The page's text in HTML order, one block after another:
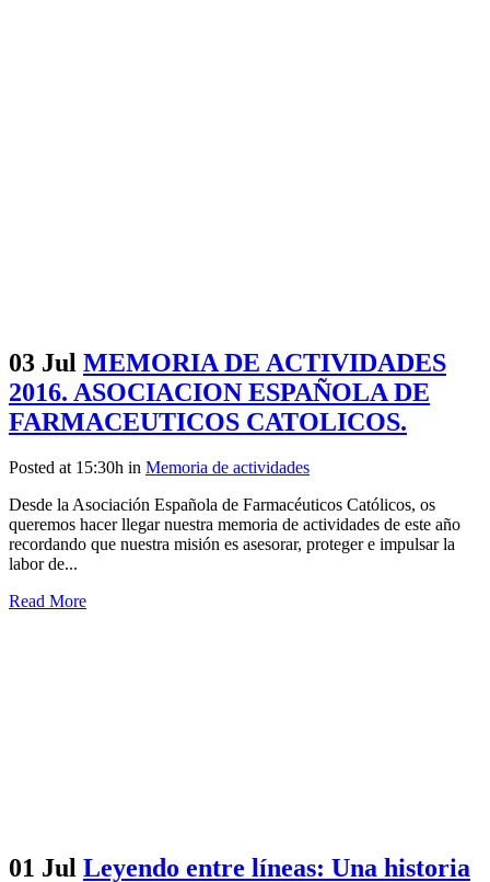
03 Jul MEMORIA DE ACTIVIDADES
2016. ASOCIACION ESPAÑOLA DE
FARMACEUTICOS CATOLICOS.
Posted at 15:30h in Memoria de actividades
Desde la Asociación Española de Farmacéuticos Católicos, os
queremos hacer llegar nuestra memoria de actividades de este año
recordando que nuestra misión es asesorar, proteger e impulsar la
labor de...
Read More
01 Jul Leyendo entre líneas: Una historia